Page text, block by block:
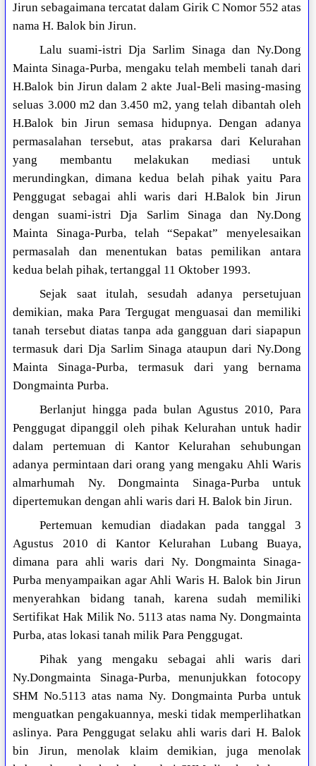
Jirun sebagaimana tercatat dalam Girik C Nomor 552 atas
nama H. Balok bin Jirun.
Lalu suami-istri Dja Sarlim Sinaga dan Ny.Dong
Mainta Sinaga-Purba, mengaku telah membeli tanah dari
H.Balok bin Jirun dalam 2 akte Jual-Beli masing-masing
seluas 3.000 m2 dan 3.450 m2, yang telah dibantah oleh
H.Balok bin Jirun semasa hidupnya. Dengan adanya
permasalahan tersebut, atas prakarsa dari Kelurahan
yang membantu melakukan mediasi untuk
merundingkan, dimana kedua belah pihak yaitu Para
Penggugat sebagai ahli waris dari H.Balok bin Jirun
dengan suami-istri Dja Sarlim Sinaga dan Ny.Dong
Mainta Sinaga-Purba, telah “Sepakat” menyelesaikan
permasalah dan menentukan batas pemilikan antara
kedua belah pihak, tertanggal 11 Oktober 1993.
Sejak saat itulah, sesudah adanya persetujuan
demikian, maka Para Tergugat menguasai dan memiliki
tanah tersebut diatas tanpa ada gangguan dari siapapun
termasuk dari Dja Sarlim Sinaga ataupun dari Ny.Dong
Mainta Sinaga-Purba, termasuk dari yang bernama
Dongmainta Purba.
Berlanjut hingga pada bulan Agustus 2010, Para
Penggugat dipanggil oleh pihak Kelurahan untuk hadir
dalam pertemuan di Kantor Kelurahan sehubungan
adanya permintaan dari orang yang mengaku Ahli Waris
almarhumah Ny. Dongmainta Sinaga-Purba untuk
dipertemukan dengan ahli waris dari H. Balok bin Jirun.
Pertemuan kemudian diadakan pada tanggal 3
Agustus 2010 di Kantor Kelurahan Lubang Buaya,
dimana para ahli waris dari Ny. Dongmainta Sinaga-
Purba menyampaikan agar Ahli Waris H. Balok bin Jirun
menyerahkan bidang tanah, karena sudah memiliki
Sertifikat Hak Milik No. 5113 atas nama Ny. Dongmainta
Purba, atas lokasi tanah milik Para Penggugat.
Pihak yang mengaku sebagai ahli waris dari
Ny.Dongmainta Sinaga-Purba, menunjukkan fotocopy
SHM No.5113 atas nama Ny. Dongmainta Purba untuk
menguatkan pengakuannya, meski tidak memperlihatkan
aslinya. Para Penggugat selaku ahli waris dari H. Balok
bin Jirun, menolak klaim demikian, juga menolak